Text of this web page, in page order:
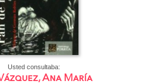
Usted consultaba:
Ana María